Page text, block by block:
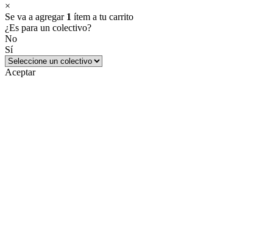
×
Se va a agregar 1 ítem a tu carrito
¿Es para un colectivo?
No
Sí
Aceptar